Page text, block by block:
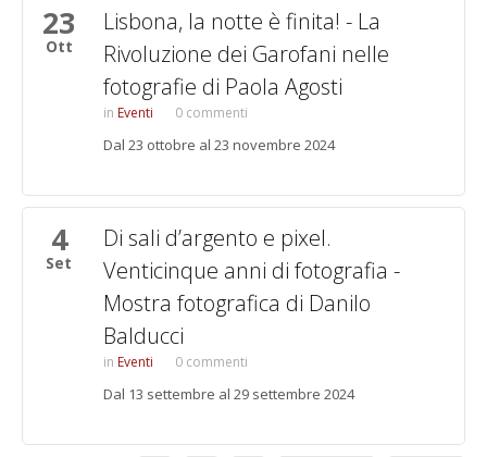
23
Ott
Lisbona, la notte è finita! - La
Rivoluzione dei Garofani nelle
fotografie di Paola Agosti
Eventi 0 commenti
Dal 23 ottobre al 23 novembre 2024
4
Set
Di sali d’argento e pixel.
Venticinque anni di fotografia -
Mostra fotografica di Danilo
Balducci
Eventi 0 commenti
Dal 13 settembre al 29 settembre 2024